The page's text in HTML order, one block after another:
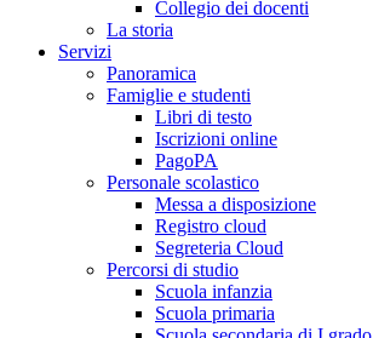
Collegio dei docenti
La storia
Servizi
Panoramica
Famiglie e studenti
Libri di testo
Iscrizioni online
PagoPA
Personale scolastico
Messa a disposizione
Registro cloud
Segreteria Cloud
Percorsi di studio
Scuola infanzia
Scuola primaria